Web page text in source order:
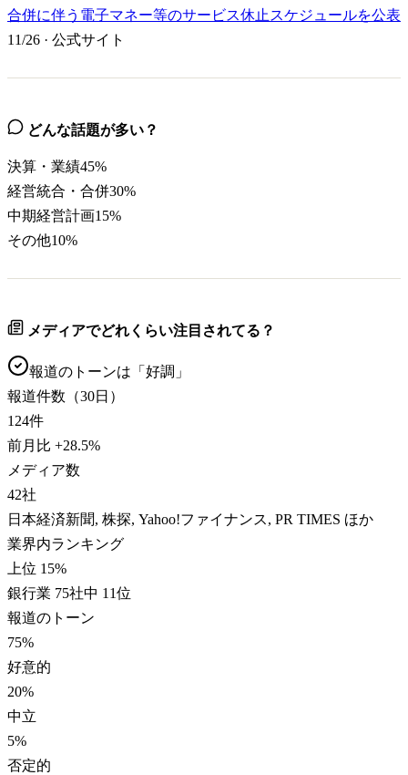
合併に伴う電子マネー等のサービス休止スケジュールを公表
11/26 · 公式サイト
どんな話題が多い？
決算・業績45%
経営統合・合併30%
中期経営計画15%
その他10%
メディアでどれくらい注目されてる？
報道のトーンは「 好調 」
報道件数（30日）
124件
前月比 +28.5%
メディア数
42社
日本経済新聞, 株探, Yahoo!ファイナンス, PR TIMES ほか
業界内ランキング
上位 15%
銀行業 75社中 11位
報道のトーン
75%
好意的
20%
中立
5%
否定的